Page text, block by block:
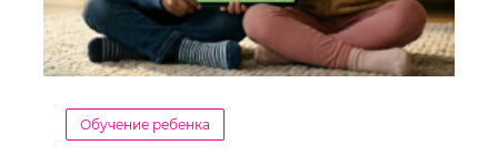
Обучение ребенка